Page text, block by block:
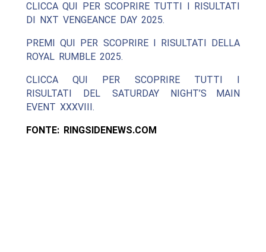
CLICCA QUI PER SCOPRIRE TUTTI I RISULTATI
DI NXT VENGEANCE DAY 2025.
PREMI QUI PER SCOPRIRE I RISULTATI DELLA
ROYAL RUMBLE 2025.
CLICCA QUI PER SCOPRIRE TUTTI I
RISULTATI DEL SATURDAY NIGHT’S MAIN
EVENT XXXVIII.
FONTE: RINGSIDENEWS.COM